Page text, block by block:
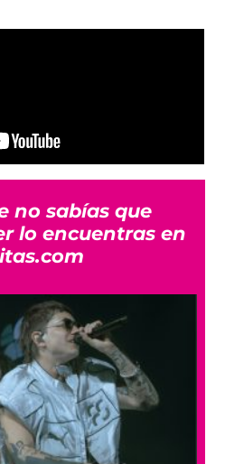
no sabías que
lo encuentras en